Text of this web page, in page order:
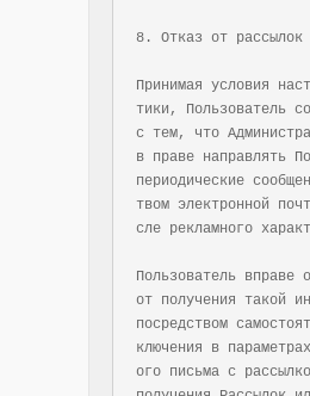
8. Отказ от рассылок
Принимая условия
тики, Пользователь
с тем, что
в праве направлять
периодические
твом электронной
сле рекламного
Пользователь вправе
от получения такой
посредством
ключения в
ого письма с